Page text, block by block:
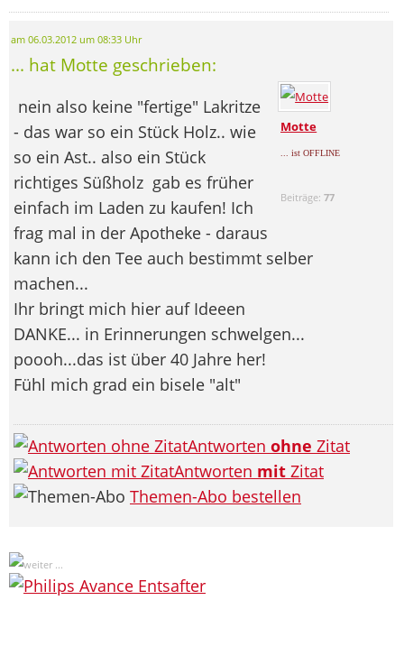
am 06.03.2012 um 08:33 Uhr
... hat Motte geschrieben:
Motte
... ist OFFLINE
Beiträge:77
nein also keine "fertige" Lakritze
- das war so ein Stück Holz.. wie
so ein Ast.. also ein Stück
richtiges Süßholz gab es früher
einfach im Laden zu kaufen! Ich
frag mal in der Apotheke - daraus
kann ich den Tee auch bestimmt selber
machen...
Ihr bringt mich hier auf Ideeen
DANKE... in Erinnerungen schwelgen...
poooh...das ist über 40 Jahre her!
Fühl mich grad ein bisele "alt"
Antworten ohne Zitat
Antworten mit Zitat
Themen-Abo bestellen